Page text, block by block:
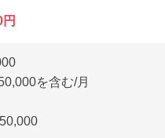
を含む/月